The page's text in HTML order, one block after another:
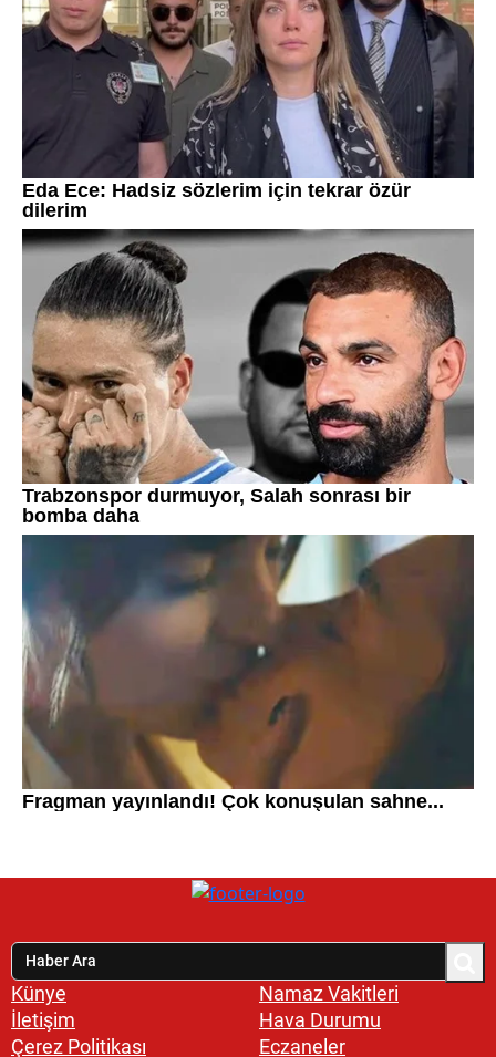
Künye
İletişim
Çerez Politikası
Namaz Vakitleri
Hava Durumu
Eczaneler